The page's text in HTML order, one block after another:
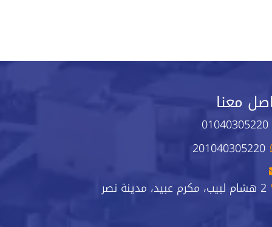
معنا
01040305220
201040305220
2 هشام لبيب، مكرم عبيد، مدينة نصر